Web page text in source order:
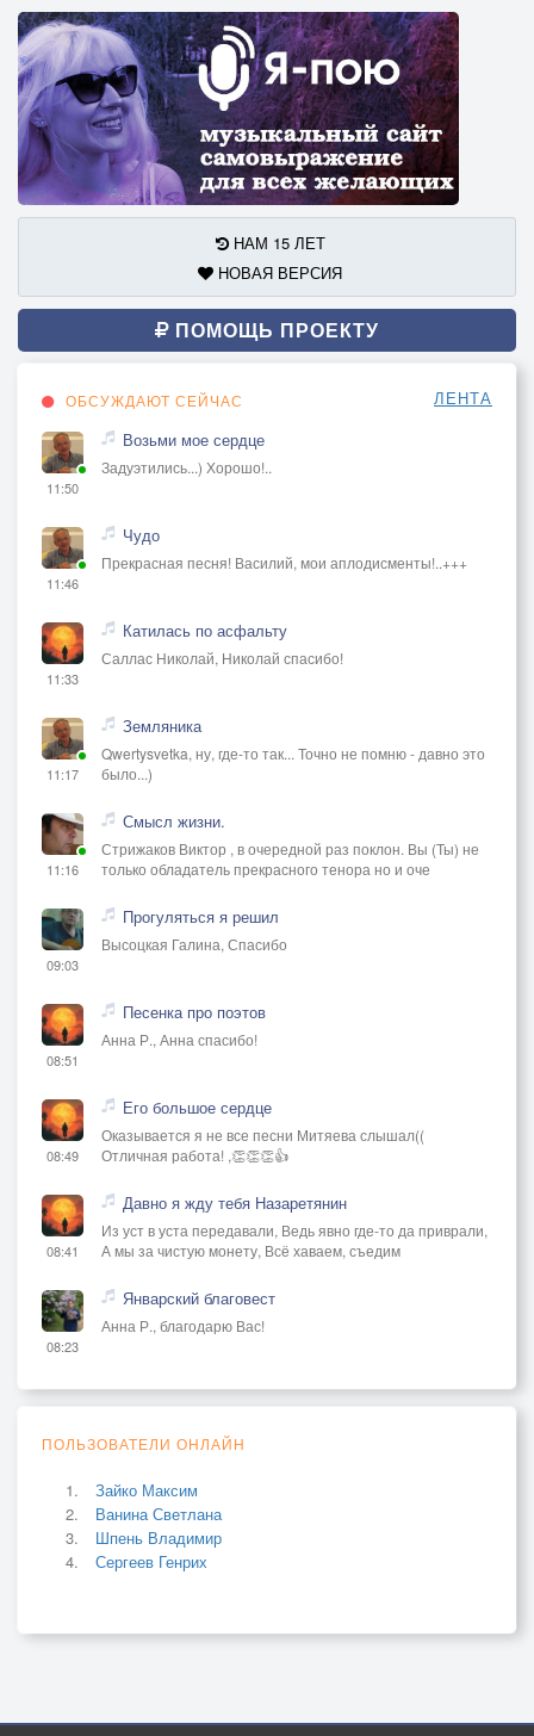
НАМ 15 ЛЕТ
НОВАЯ ВЕРСИЯ
ПОМОЩЬ ПРОЕКТУ
ОБСУЖДАЮТ СЕЙЧАС ЛЕНТА
11:50
Возьми мое сердце
Задуэтились...) Хорошо!..
11:46
Чудо
Прекрасная песня! Василий, мои аплодисменты!..+++
11:33
Катилась по асфальту
Саллас Николай, Николай спасибо!
11:17
Земляника
Qwertysvetka, ну, где-то так... Точно не помню - давно это
было...)
11:16
Смысл жизни.
Стрижаков Виктор , в очередной раз поклон. Вы (Ты) не
только обладатель прекрасного тенора но и оче
09:03
Прогуляться я решил
Высоцкая Галина, Спасибо
08:51
Песенка про поэтов
Анна Р., Анна спасибо!
08:49
Его большое сердце
Оказывается я не все песни Митяева слышал((
Отличная работа! ,👏👏👏👍
08:41
Давно я жду тебя Назаретянин
Из уст в уста передавали, Ведь явно где-то да приврали,
А мы за чистую монету, Всё хаваем, съедим
08:23
Январский благовест
Анна Р., благодарю Вас!
ПОЛЬЗОВАТЕЛИ ОНЛАЙН
Зайко Максим
Ванина Светлана
Шпень Владимир
Сергеев Генрих